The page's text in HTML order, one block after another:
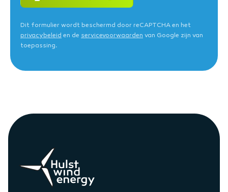
Dit formulier wordt beschermd door reCAPTCHA en het
privacybeleid en de servicevoorwaarden van Google zijn van
toepassing.